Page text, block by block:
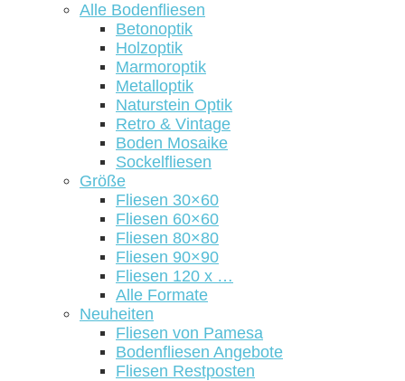
Alle Bodenfliesen
Betonoptik
Holzoptik
Marmoroptik
Metalloptik
Naturstein Optik
Retro & Vintage
Boden Mosaike
Sockelfliesen
Größe
Fliesen 30×60
Fliesen 60×60
Fliesen 80×80
Fliesen 90×90
Fliesen 120 x …
Alle Formate
Neuheiten
Fliesen von Pamesa
Bodenfliesen Angebote
Fliesen Restposten